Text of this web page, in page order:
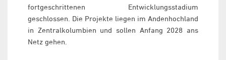
fortgeschrittenen Entwicklungsstadium
geschlossen. Die Projekte liegen im Andenhochland
in Zentralkolumbien und sollen Anfang 2028 ans
Netz gehen.